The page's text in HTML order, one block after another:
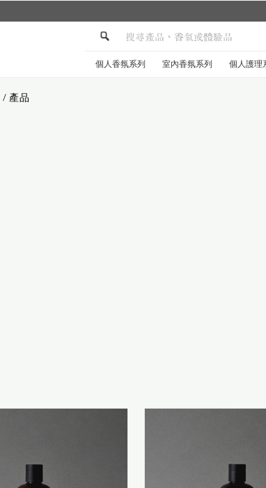
個人香氛系列 室內香氛系列 個人護理
/ 產品